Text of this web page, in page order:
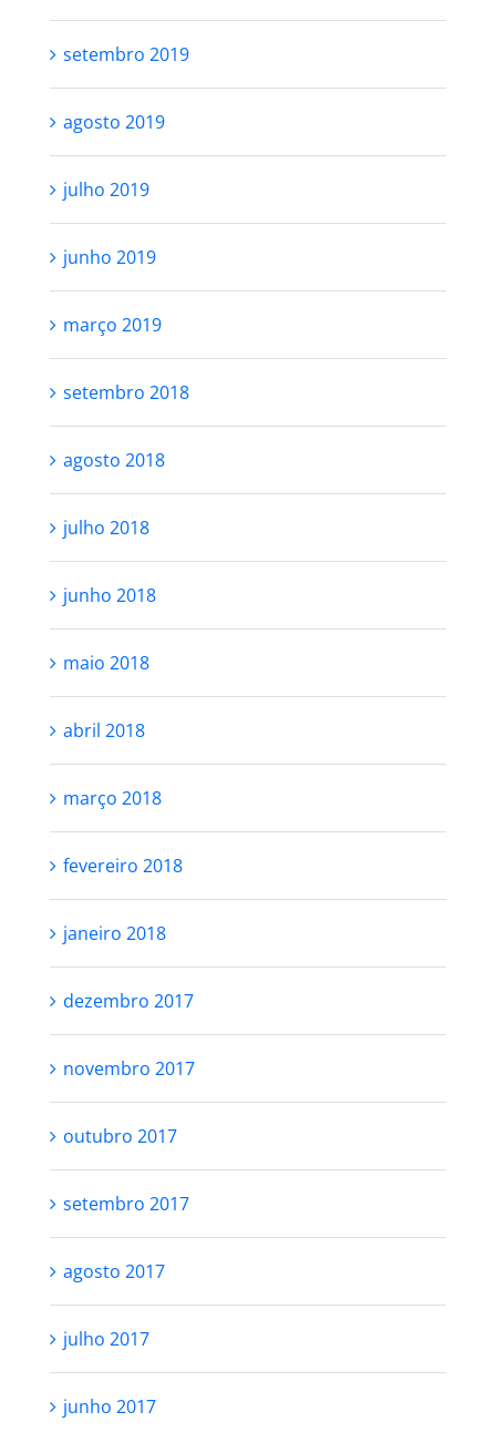
setembro 2019
agosto 2019
julho 2019
junho 2019
março 2019
setembro 2018
agosto 2018
julho 2018
junho 2018
maio 2018
abril 2018
março 2018
fevereiro 2018
janeiro 2018
dezembro 2017
novembro 2017
outubro 2017
setembro 2017
agosto 2017
julho 2017
junho 2017